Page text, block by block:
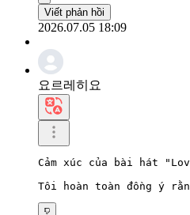
Viết phản hồi
2026.07.05 18:09
요르레히요
Cảm xúc của bài hát
Tôi hoàn toàn đồng ý